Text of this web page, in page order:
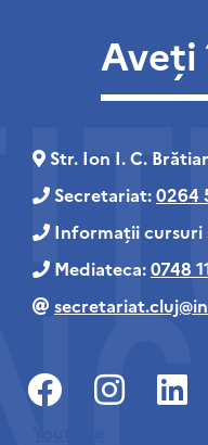
Aveți
Str. Ion I. C.
Secretariat:0264
Informații cursuri
Mediateca:0748